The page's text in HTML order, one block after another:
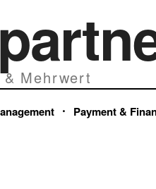
Mehrwert
Payment &